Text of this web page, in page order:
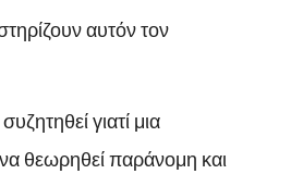
αυτόν τον
γιατί μια
θεωρηθεί παράνομη και